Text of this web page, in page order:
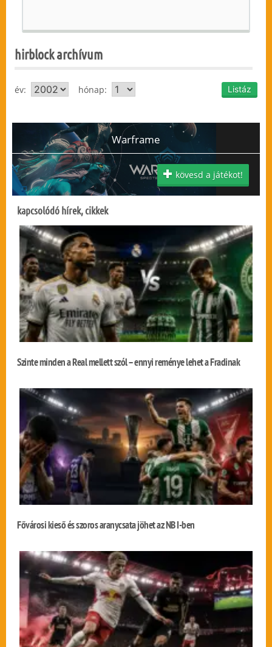
hirblock archívum
év: hónap:
Warframe
kövesd a játékot!
kapcsolódó hírek, cikkek
Szinte minden a Real mellett szól – ennyi reménye lehet a Fradinak
Fővárosi kieső és szoros aranycsata jöhet az NB I-ben